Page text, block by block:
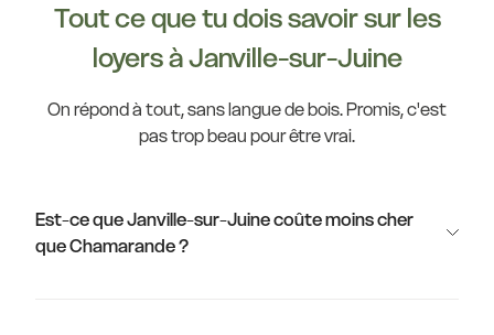
Tout ce que tu dois savoir sur les
loyers à Janville-sur-Juine
On répond à tout, sans langue de bois. Promis, c'est
pas trop beau pour être vrai.
Est-ce que Janville-sur-Juine coûte moins cher
que Chamarande ?